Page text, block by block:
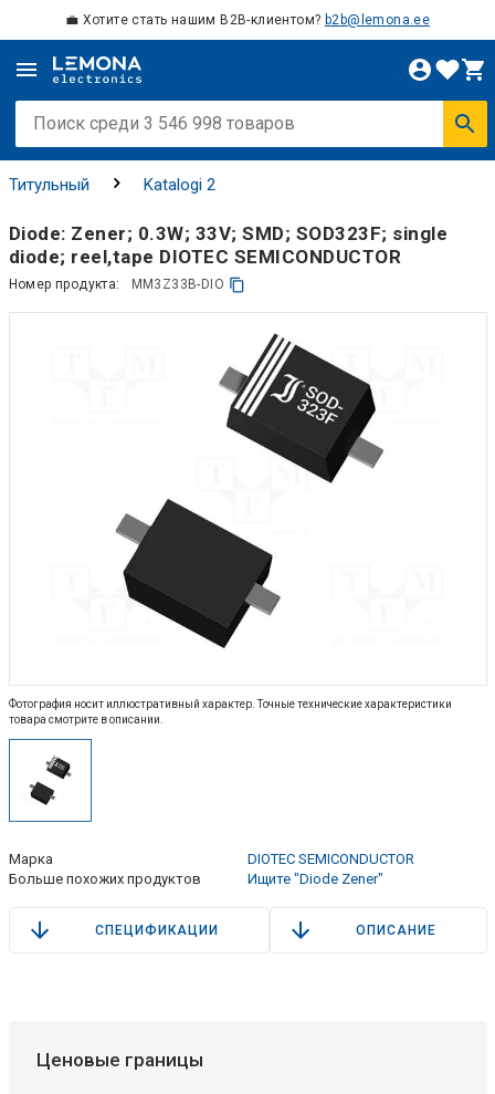
💼 Хотите стать нашим B2B-клиентом? b2b@lemona.ee
Титульный Katalogi 2
Diode: Zener; 0.3W; 33V; SMD; SOD323F; single
diode; reel,tape DIOTEC SEMICONDUCTOR
Номер продукта: MM3Z33B-DIO
Фотография носит иллюстративный характер. Точные технические характеристики
товара смотрите в описании.
Марка
DIOTEC SEMICONDUCTOR
Больше похожих продуктов
Ищите "Diode Zener"
СПЕЦИФИКАЦИИ ОПИСАНИЕ
Ценовые границы